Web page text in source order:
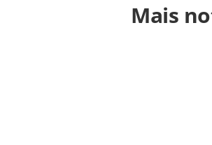
https://
operacoes-
página. Todo o
brasileira
PANROTAS
Mais